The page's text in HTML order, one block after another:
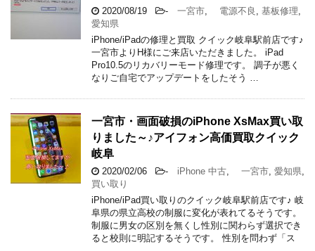
2020/08/19 - 一宮市, 電源不良 , 基板修理,
愛知県
iPhone/iPadの修理と買取 クイック岐阜駅前店です♪
一宮市よりH様にご来店いただきました。 iPad
Pro10.5のリカバリーモード修理です。 調子が悪く
なりご自宅でアップデートをしたそう …
一宮市・画面破損のiPhone XsMax買い取
りました～♪アイフォン高価買取クイック
岐阜
2020/02/06 - iPhone 中古, 一宮市, 愛知県,
買い取り
iPhone/iPad買い取りのクイック岐阜駅前店です♪ 岐
阜県の県立高校の制服に変化が表れてるそうです。
制服に男女の区別を無くし性別に関わらず選択でき
ると校則に明記するそうです。 性別を問わず「ス